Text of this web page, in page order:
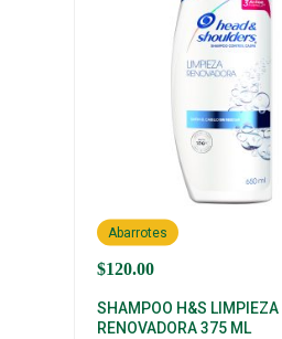
$120.00
Abarrotes
SHAMPOO H&S LIMPIEZA
RENOVADORA 375 ML